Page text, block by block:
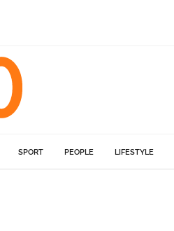
SPORT PEOPLE LIFESTYLE